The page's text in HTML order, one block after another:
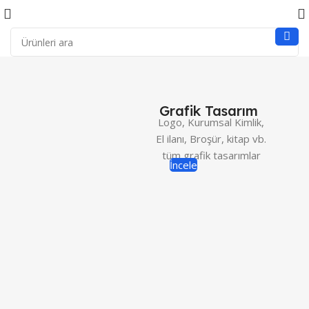
Grafik Tasarım
Logo, Kurumsal Kimlik,
El ilanı, Broşür, kitap vb.
tüm grafik tasarımlar
İncele